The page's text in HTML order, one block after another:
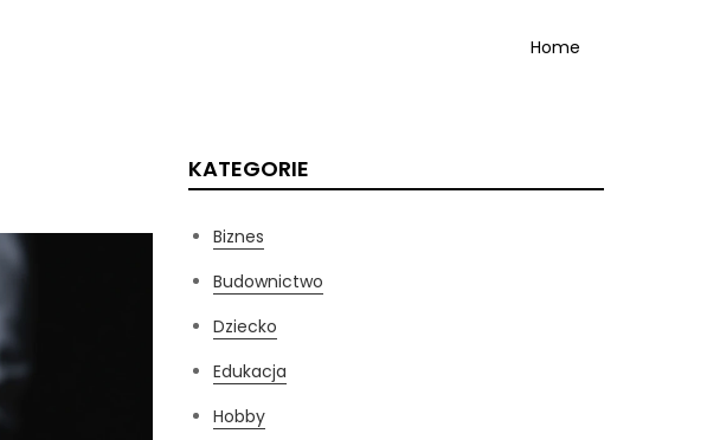
Home
KATEGORIE
Biznes
Budownictwo
Dziecko
Edukacja
Hobby